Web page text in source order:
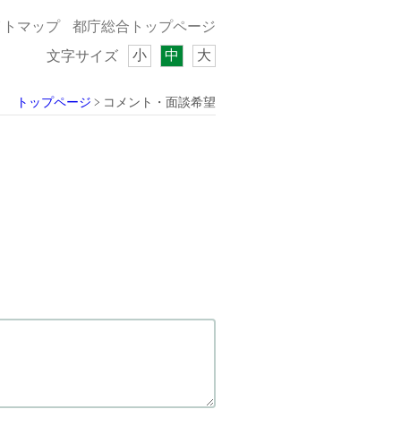
マップ
都庁総合トップページ
文字サイズ
小 中 大
トップページ コメント・面談希望